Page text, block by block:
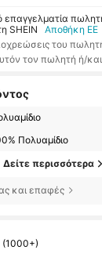
επαγγελματία
SHEIN
Αποθήκη ΕΕ
του
τον πωλητή ή/
Πολυαμίδιο
Δείτε περισσότερα
και επαφές
(1000+)